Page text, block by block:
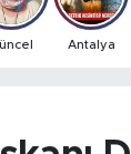
Antalya